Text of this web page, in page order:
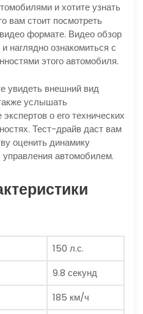
и хотите узнать
вам стоит посмотреть
формате. Видео обзор
наглядно ознакомиться с
этого автомобиля.
увидеть внешний вид
услышать
о его технических
Тест-драйв даст вам
оценить динамику
автомобилем.
150 л.с.
9.8 секунд
185 км/ч